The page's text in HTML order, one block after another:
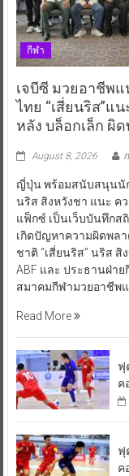
กีฬา
เจบีซี มวยอาชีพ
ไทย “เสี่ยนริส”แ
หลัง บล็อกเล็ก ผิ
August 8, 2026
ญี่ปุ่น พร้อมสนับสนุนนั
นริส สิงหวังชา แนะ ค
แฟ็กซ์ เป็นเว็บบันทึกสถิ
เกิดปัญหาความผิดพล
ชาติ “เสี่ยนริส” นริส
ABF และ ประธานฝ่า
สมาคมกีฬามวยอาชีพแ
Read More
ฟุ
ค
ฟุ
ค